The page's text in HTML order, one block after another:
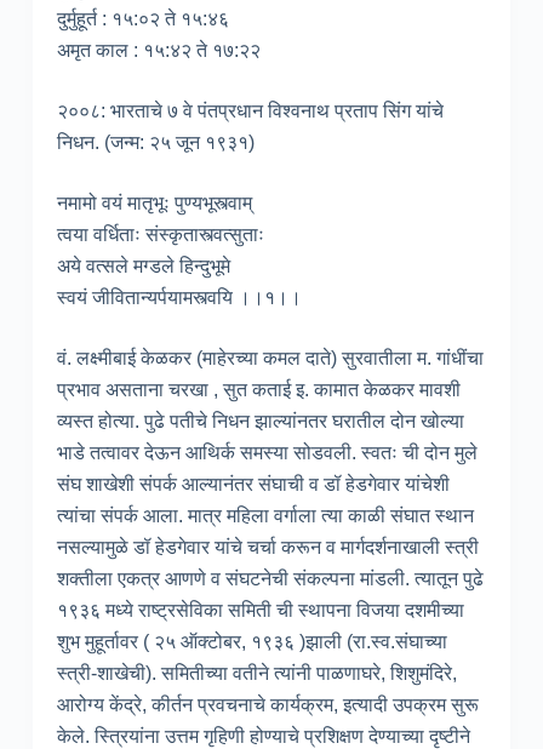
दुर्मुहूर्त : १५:०२ ते १५:४६
अमृत काल : १५:४२ ते १७:२२
२००८: भारताचे ७ वे पंतप्रधान विश्वनाथ प्रताप सिंग यांचे
निधन. (जन्म: २५ जून १९३१)
नमामो वयं मातृभूः पुण्यभूस्त्वाम्
त्वया वर्धिताः संस्कृतास्त्वत्सुताः
अये वत्सले मग्डले हिन्दुभूमे
स्वयं जीवितान्यर्पयामस्त्वयि ।।१।।
वं. लक्ष्मीबाई केळकर (माहेरच्या कमल दाते) सुरवातीला म. गांधींचा
प्रभाव असताना चरखा , सुत कताई इ. कामात केळकर मावशी
व्यस्त होत्या. पुढे पतीचे निधन झाल्यांनतर घरातील दोन खोल्या
भाडे तत्वावर देऊन आथिर्क समस्या सोडवली. स्वतः ची दोन मुले
संघ शाखेशी संपर्क आल्यानंतर संघाची व डॉ हेडगेवार यांचेशी
त्यांचा संपर्क आला. मात्र महिला वर्गाला त्या काळी संघात स्थान
नसल्यामुळे डॉ हेडगेवार यांचे चर्चा करून व मार्गदर्शनाखाली स्त्री
शक्तीला एकत्र आणणे व संघटनेची संकल्पना मांडली. त्यातून पुढे
१९३६ मध्ये राष्ट्रसेविका समिती ची स्थापना विजया दशमीच्या
शुभ मुहूर्तावर ( २५ ऑक्टोबर, १९३६ )झाली (रा.स्व.संघाच्या
स्त्री-शाखेची). समितीच्या वतीने त्यांनी पाळणाघरे, शिशुमंदिरे,
आरोग्य केंद्रे, कीर्तन प्रवचनाचे कार्यक्रम, इत्यादी उपक्रम सुरू
केले. स्त्रियांना उत्तम गृहिणी होण्याचे प्रशिक्षण देण्याच्या दृष्टीने